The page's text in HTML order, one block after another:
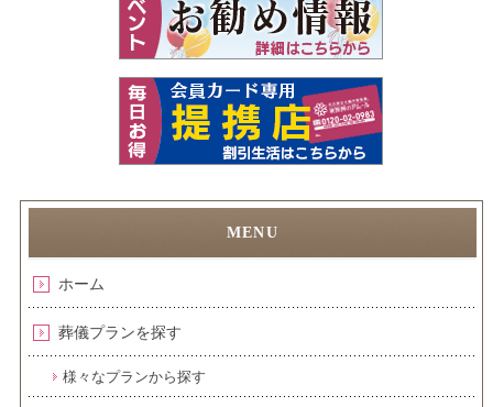
ホーム
葬儀プランを探す
様々なプランから探す